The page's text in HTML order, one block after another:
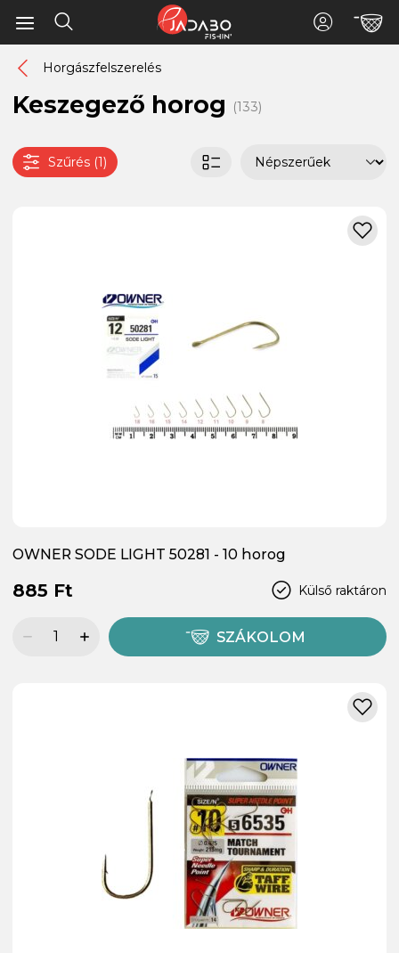
Horgászfelszerelés
Keszegező horog (133)
Szűrés (1)
OWNER SODE LIGHT 50281 - 10 horog
Külső raktáron
885 Ft
SZÁKOLOM